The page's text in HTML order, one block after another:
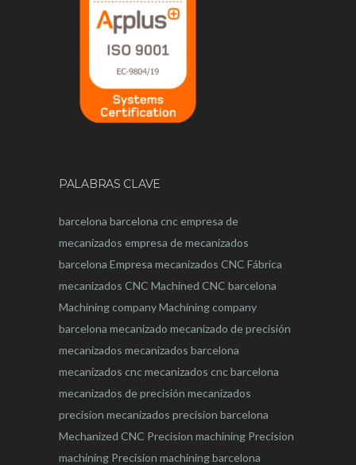
PALABRAS CLAVE
barcelona barcelona cncempresa de
mecanizados empresa de mecanizados
barcelona Empresa mecanizados CNC Fábrica
mecanizados CNC Machined CNC barcelona
Machining companyMachining company
barcelona mecanizado mecanizado de precisión
mecanizados mecanizados barcelona
mecanizados cncmecanizados cnc barcelona
mecanizados de precisión mecanizados
precision mecanizados precision barcelona
Mechanized CNC Precision machining Precision
machining Precision machining barcelona